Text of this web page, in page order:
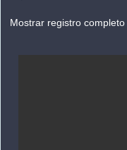
Mostrar registro completo